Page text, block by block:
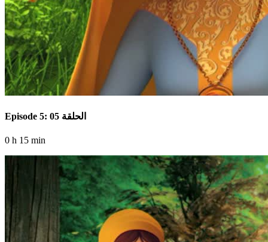
Episode 5: الحلقة 05
0 h 15 min